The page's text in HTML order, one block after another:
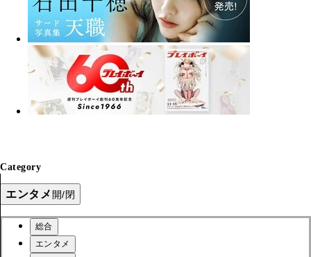
Category
エンタメ開/閉
総合
エンタメ